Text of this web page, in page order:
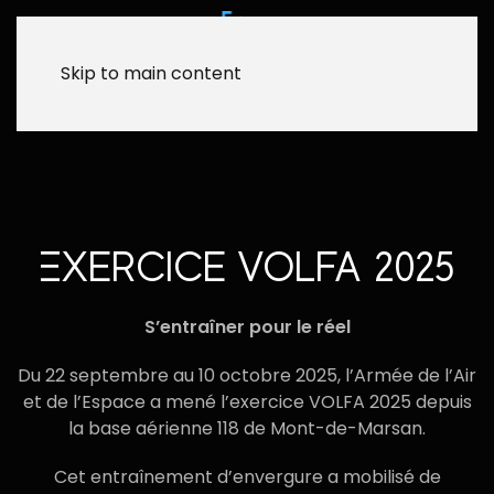
Skip to main content
EXERCICE VOLFA 2025
S’entraîner pour le réel
Du 22 septembre au 10 octobre 2025, l’Armée de l’Air
et de l’Espace a mené l’exercice VOLFA 2025 depuis
la base aérienne 118 de Mont-de-Marsan.
Cet entraînement d’envergure a mobilisé de